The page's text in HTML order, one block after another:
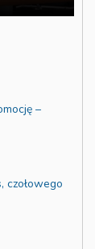
–
czołowego